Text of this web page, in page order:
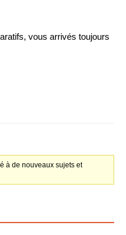
vous arrivés toujours
à de nouveaux sujets et